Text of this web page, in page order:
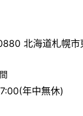
北海道札幌市
年中無休)